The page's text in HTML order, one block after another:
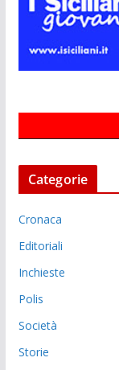
Categorie
Cronaca
Editoriali
Inchieste
Polis
Società
Storie